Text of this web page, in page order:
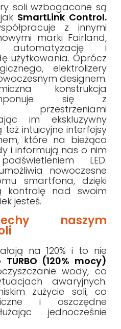
soli wzbogacone są
SmartLink Control.
z innymi
marki Fairland,
automatyzację i
użytkowania. Oprócz
elektrolizery
designem.
konstrukcja
się z
przestrzeniami
im ekskluzywny
intuicyjne interfejsy
które na bieżąco
i informują nas o nim
LED.
nowoczesne
smartfona, dzięki
kontrolę nad swoim
jesteś.
naszym
na 120% i to nie
TURBO (120% mocy)
wody, co
awaryjnych.
zużycie soli, co
i oszczędne
jednocześnie